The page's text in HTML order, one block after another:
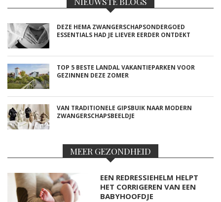
DEZE HEMA ZWANGERSCHAPSONDERGOED
ESSENTIALS HAD JE LIEVER EERDER ONTDEKT
TOP 5 BESTE LANDAL VAKANTIEPARKEN VOOR
GEZINNEN DEZE ZOMER
VAN TRADITIONELE GIPSBUIK NAAR MODERN
ZWANGERSCHAPSBEELDJE
MEER GEZONDHEID
EEN REDRESSIEHELM HELPT
HET CORRIGEREN VAN EEN
BABYHOOFDJE